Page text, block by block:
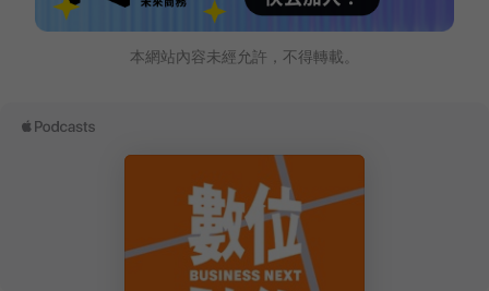
本網站內容未經允許，不得轉載。